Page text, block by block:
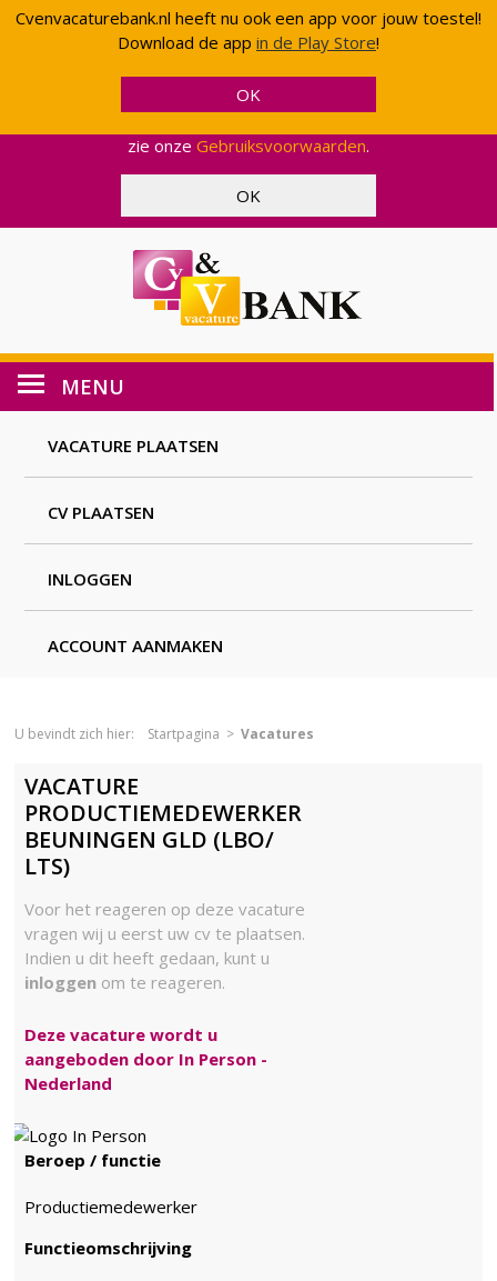
Cvenvacaturebank.nl heeft nu ook een app voor jouw toestel!
Download de app in de Play Store!
Cvenvacaturebank.nl gebruikt cookies en scripts van
Google om uw gebruik van onze website geanonimiseerd
te analyseren. Op deze manier kunnen wij functionaliteit
en effectiviteit aanpassen, zodat wij u een zo optimaal
zie onze Gebruiksvoorwaarden.
MENU
VACATURE PLAATSEN
CV PLAATSEN
INLOGGEN
ACCOUNT AANMAKEN
U bevindt zich hier: Startpagina >Vacatures
VACATURE
PRODUCTIEMEDEWERKER
BEUNINGEN GLD (LBO/
LTS)
Voor het reageren op deze vacature
vragen wij u eerst uw cv te plaatsen.
Indien u dit heeft gedaan, kunt u
inloggen om te reageren.
Deze vacature wordt u
aangeboden door In Person -
Nederland
Beroep / functie
Productiemedewerker
Functieomschrijving